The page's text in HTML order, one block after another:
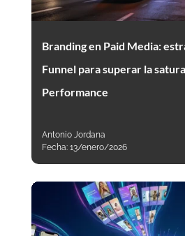
Branding en Paid Media:
Funnel para superar la
Performance
Antonio Jordana
Fecha: 13/enero/2026